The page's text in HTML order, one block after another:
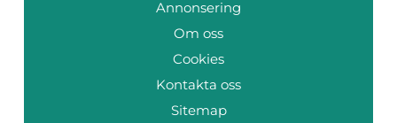
Annonsering
Om oss
Cookies
Kontakta oss
Sitemap